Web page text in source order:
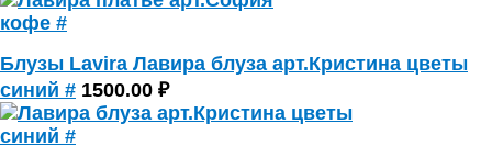
Блузы Lavira Лавира блуза арт.Кристина цветы
синий # 1500.00 ₽